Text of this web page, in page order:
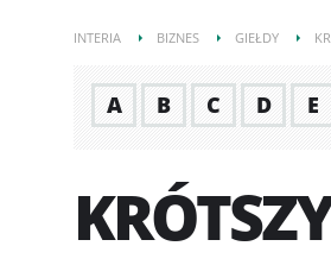
INTERIA BIZNES GIEŁDY
A B C D E